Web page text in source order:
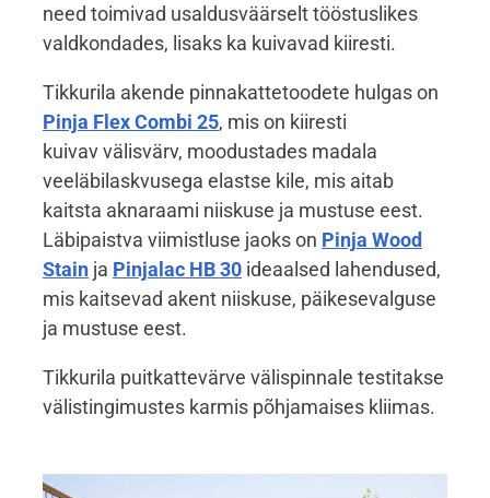
need toimivad usaldusväärselt tööstuslikes
valdkondades, lisaks ka kuivavad kiiresti.
Tikkurila akende pinnakattetoodete hulgas on
Pinja Flex Combi 25, mis on kiiresti
kuivav välisvärv, moodustades madala
veeläbilaskvusega elastse kile, mis aitab
kaitsta aknaraami niiskuse ja mustuse eest.
Läbipaistva viimistluse jaoks on Pinja Wood
Stain ja Pinjalac HB 30 ideaalsed lahendused,
mis kaitsevad akent niiskuse, päikesevalguse
ja mustuse eest.
Tikkurila puitkattevärve välispinnale testitakse
välistingimustes karmis põhjamaises kliimas.